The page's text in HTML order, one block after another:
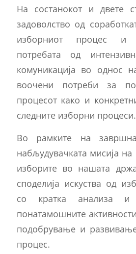
На состанокот и двете
задоволство од
изборниот процес и
потребата од
комуникација во однос
воочени потреби за
процесот како и
следните изборни процеси.
Во рамките на
набљудувачката мисија
изборите во нашата
споделија искуства од
со кратка анализа и
понатамошните
подобрување и
процес.